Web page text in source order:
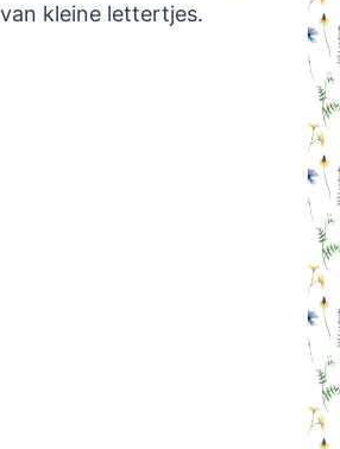
kleine lettertjes.